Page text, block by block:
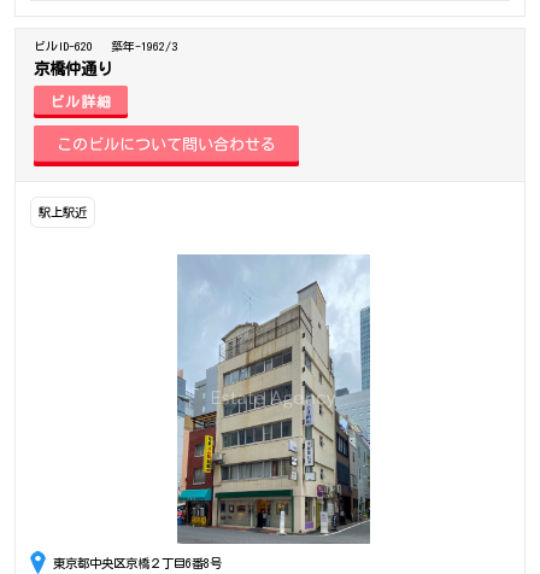
ビルID-620 築年-1962/3
京橋仲通り
ビル詳細
駅上駅近
東京都中央区京橋２丁目6番8号